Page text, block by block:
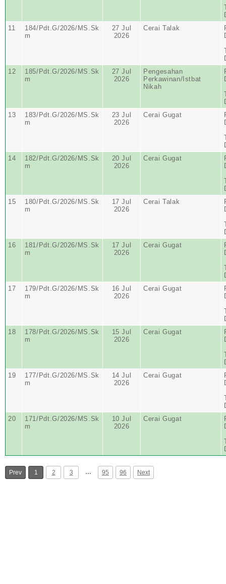
11
184/Pdt.G/2026/MS.Sk
m
27 Jul
2026
Cerai Talak
12
185/Pdt.G/2026/MS.Sk
m
27 Jul
2026
Pengesahan
Perkawinan/Istbat
Nikah
13
183/Pdt.G/2026/MS.Sk
m
23 Jul
2026
Cerai Gugat
14
182/Pdt.G/2026/MS.Sk
m
20 Jul
2026
Cerai Gugat
15
180/Pdt.G/2026/MS.Sk
m
17 Jul
2026
Cerai Talak
16
181/Pdt.G/2026/MS.Sk
m
17 Jul
2026
Cerai Gugat
17
179/Pdt.G/2026/MS.Sk
m
16 Jul
2026
Cerai Gugat
18
178/Pdt.G/2026/MS.Sk
m
15 Jul
2026
Cerai Gugat
19
177/Pdt.G/2026/MS.Sk
m
14 Jul
2026
Cerai Gugat
20
171/Pdt.G/2026/MS.Sk
m
10 Jul
2026
Cerai Gugat
Prev 1 2 3 … 95 96 Next